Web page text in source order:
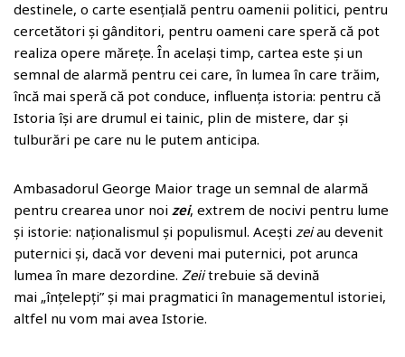
destinele, o carte esențială pentru oamenii politici, pentru
cercetători și gânditori, pentru oameni care speră că pot
realiza opere mărețe. În același timp, cartea este și un
semnal de alarmă pentru cei care, în lumea în care trăim,
încă mai speră că pot conduce, influența istoria: pentru că
Istoria își are drumul ei tainic, plin de mistere, dar și
tulburări pe care nu le putem anticipa.
Ambasadorul George Maior trage un semnal de alarmă
pentru crearea unor noi zei, extrem de nocivi pentru lume
și istorie: naționalismul și populismul. Acești zeiau devenit
puternici și, dacă vor deveni mai puternici, pot arunca
lumea în mare dezordine. Zeiitrebuie să devină
mai „înțelepți” și mai pragmatici în managementul istoriei,
altfel nu vom mai avea Istorie.